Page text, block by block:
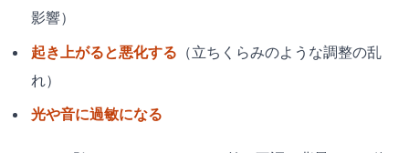
影響）
起き上がると悪化する （立ちくらみのような調整の乱
れ）
光や音に過敏になる